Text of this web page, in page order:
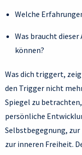
Welche
Was braucht
können?
Was dich triggert,
den Trigger nicht
Spiegel zu
persönliche
Selbstbegegnung,
zur inneren Freiheit.